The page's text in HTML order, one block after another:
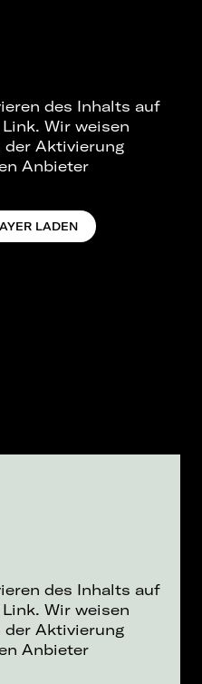
des Inhalts auf
Wir weisen
der Aktivierung
Anbieter
LADEN
des Inhalts auf
Wir weisen
der Aktivierung
Anbieter